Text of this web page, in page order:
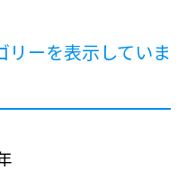
リーを表示していま